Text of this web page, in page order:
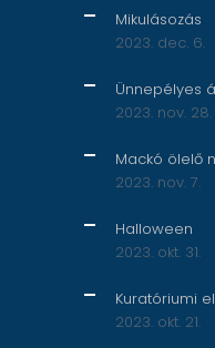
Mikulásozás
2023. dec. 6.
Ünnepélyes
2023. nov. 28.
Mackó ölelő
2023. nov. 7.
Halloween
2023. okt. 31.
Kuratóriumi
2023. okt. 21.